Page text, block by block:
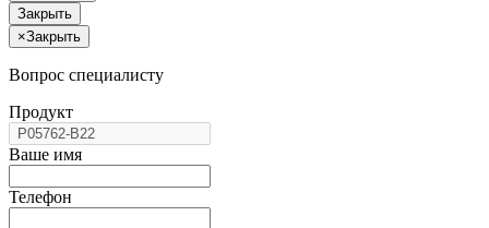
Закрыть
×Закрыть
Вопрос специалисту
Продукт
Ваше имя
Телефон